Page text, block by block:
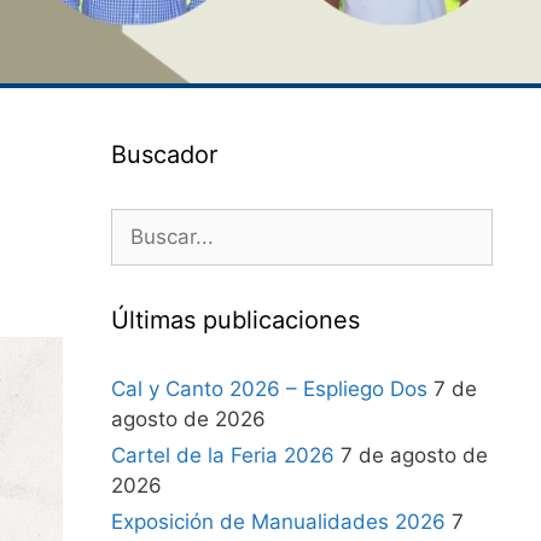
Buscador
Últimas publicaciones
Cal y Canto 2026 – Espliego Dos 7 de
agosto de 2026
Cartel de la Feria 2026 7 de agosto de
2026
Exposición de Manualidades 2026 7